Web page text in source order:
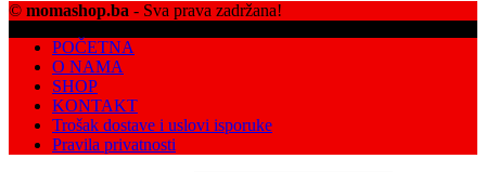
© momashop.ba - Sva prava zadržana!
POČETNA
O NAMA
SHOP
KONTAKT
Trošak dostave i uslovi isporuke
Pravila privatnosti